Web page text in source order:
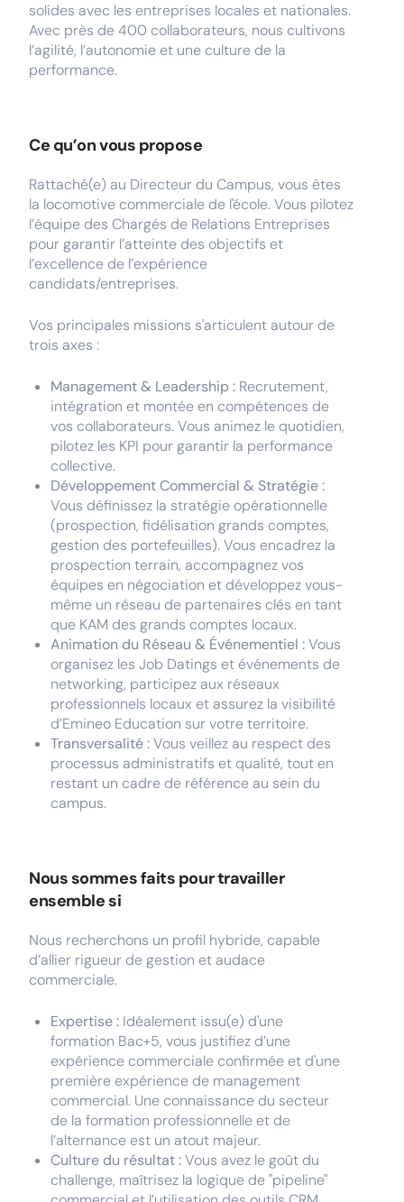
solides avec les entreprises locales et nationales.
Avec près de 400 collaborateurs, nous cultivons
l’agilité, l’autonomie et une culture de la
performance.
Ce qu’on vous propose
Rattaché(e) au Directeur du Campus, vous êtes
la locomotive commerciale de l'école. Vous pilotez
l’équipe des Chargés de Relations Entreprises
pour garantir l’atteinte des objectifs et
l’excellence de l’expérience
candidats/entreprises.
Vos principales missions s'articulent autour de
trois axes :
Management & Leadership : Recrutement,
intégration et montée en compétences de
vos collaborateurs. Vous animez le quotidien,
pilotez les KPI pour garantir la performance
collective.
Développement Commercial & Stratégie :
Vous définissez la stratégie opérationnelle
(prospection, fidélisation grands comptes,
gestion des portefeuilles). Vous encadrez la
prospection terrain, accompagnez vos
équipes en négociation et développez vous-
même un réseau de partenaires clés en tant
que KAM des grands comptes locaux.
Animation du Réseau & Événementiel :Vous
organisez les Job Datings et événements de
networking, participez aux réseaux
professionnels locaux et assurez la visibilité
d’Emineo Education sur votre territoire.
Transversalité :Vous veillez au respect des
processus administratifs et qualité, tout en
restant un cadre de référence au sein du
campus.
Nous sommes faits pour travailler
ensemble si
Nous recherchons un profil hybride, capable
d’allier rigueur de gestion et audace
commerciale.
Expertise : Idéalement issu(e) d'une
formation Bac+5, vous justifiez d’une
expérience commerciale confirmée et d'une
première expérience de management
commercial. Une connaissance du secteur
de la formation professionnelle et de
l’alternance est un atout majeur.
Culture du résultat :Vous avez le goût du
challenge, maîtrisez la logique de "pipeline"